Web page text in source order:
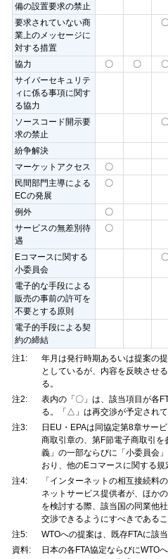
備の設置要求の禁止
要求されていない商
業上のメッセージに
対する措置
協力 〇 〇
サイバーセキュリテ
ィに係る事項に関す
る協力
ソースコード開示要
求の禁止
紛争解決
マーケットアクセス
〇
民間部門主導による
ECの発展
〇
例外
〇
サービスの無差別待
遇
〇
Eコマースに関する
小委員会
電子的な手段による
販売の事前の許可を
不要とする原則
電子的手段による契
約の締結
注1:
年月は発行時期あるいは提案の
としているが、内容を反映させ
る。
注2:
表内の「〇」は、該当項目が各
る。「△」は再交渉が予定されて
注3:
日EU・EPAは同協定第8章サー
商取引章の、第F節電子商取引
義」の一部ならびに「小委員会
おり、他のEコマースに関する規
注4:
「インターネットの相互接続料
ネットサービス提供者が、ほか
を検討する際、該当国の同業他
交渉できるようにすべきであるこ
注5:
WTOへの提案は、既存FTAに該
資料:
日本の各FTA協定ならびにWTO